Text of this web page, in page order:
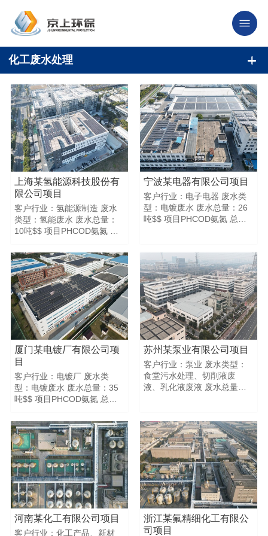
化工废水处理
上海某氢能源科技股份有
限公司项目
客户行业：氢能源制造 废水
类型：氢能废水 废水总量：
10吨$$ 项目PHCOD氨氮 总
8.525621232356NDND 回
用指标7.537159NDND$$$$
宁波某电器有限公司项目
客户行业：电子电器 废水类
型：电镀废水 废水总量：26
吨$$ 项目PHCOD氨氮 总磷
指标8.150518NDND$$$$
厦门某电镀厂有限公司项
目
客户行业：电镀厂 废水类
型：电镀废水 废水总量：35
吨$$ 项目PHCOD氨氮 总磷
8.21700180270NDND 回用
指标8.1180713NDND$$$$
苏州某泵业有限公司项目
客户行业：泵业 废水类型：
食堂污水处理、切削液废
液、乳化液废液 废水总量：
7.5492NDNDNDND 回用指
标7.524NDNDNDND$$$$
河南某化工有限公司项目
客户行业：化工产品、新材
浙江某氟精细化工有限公
司项目